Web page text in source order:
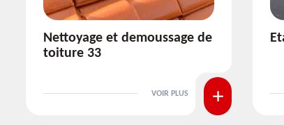
Etanchéité toiture 33
VOIR PLUS